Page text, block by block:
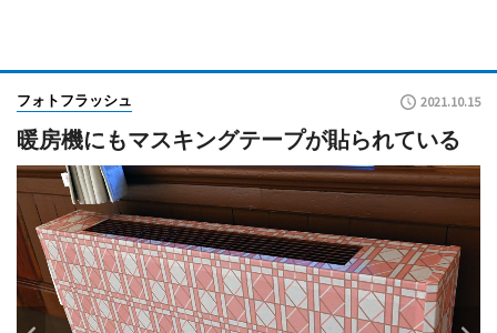
フォトフラッシュ 2021.10.15
暖房機にもマスキングテープが貼られている